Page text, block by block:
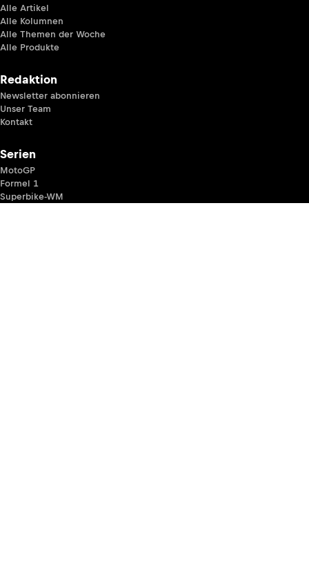
Alle Artikel
Alle Kolumnen
Alle Themen der Woche
Alle Produkte
Redaktion
Newsletter abonnieren
Unser Team
Kontakt
Serien
MotoGP
Formel 1
Superbike-WM